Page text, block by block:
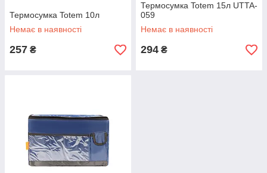
Термосумка Totem 10л
Немає в наявності
257 ₴
Термосумка Totem 15л UTTA-
059
Немає в наявності
294 ₴